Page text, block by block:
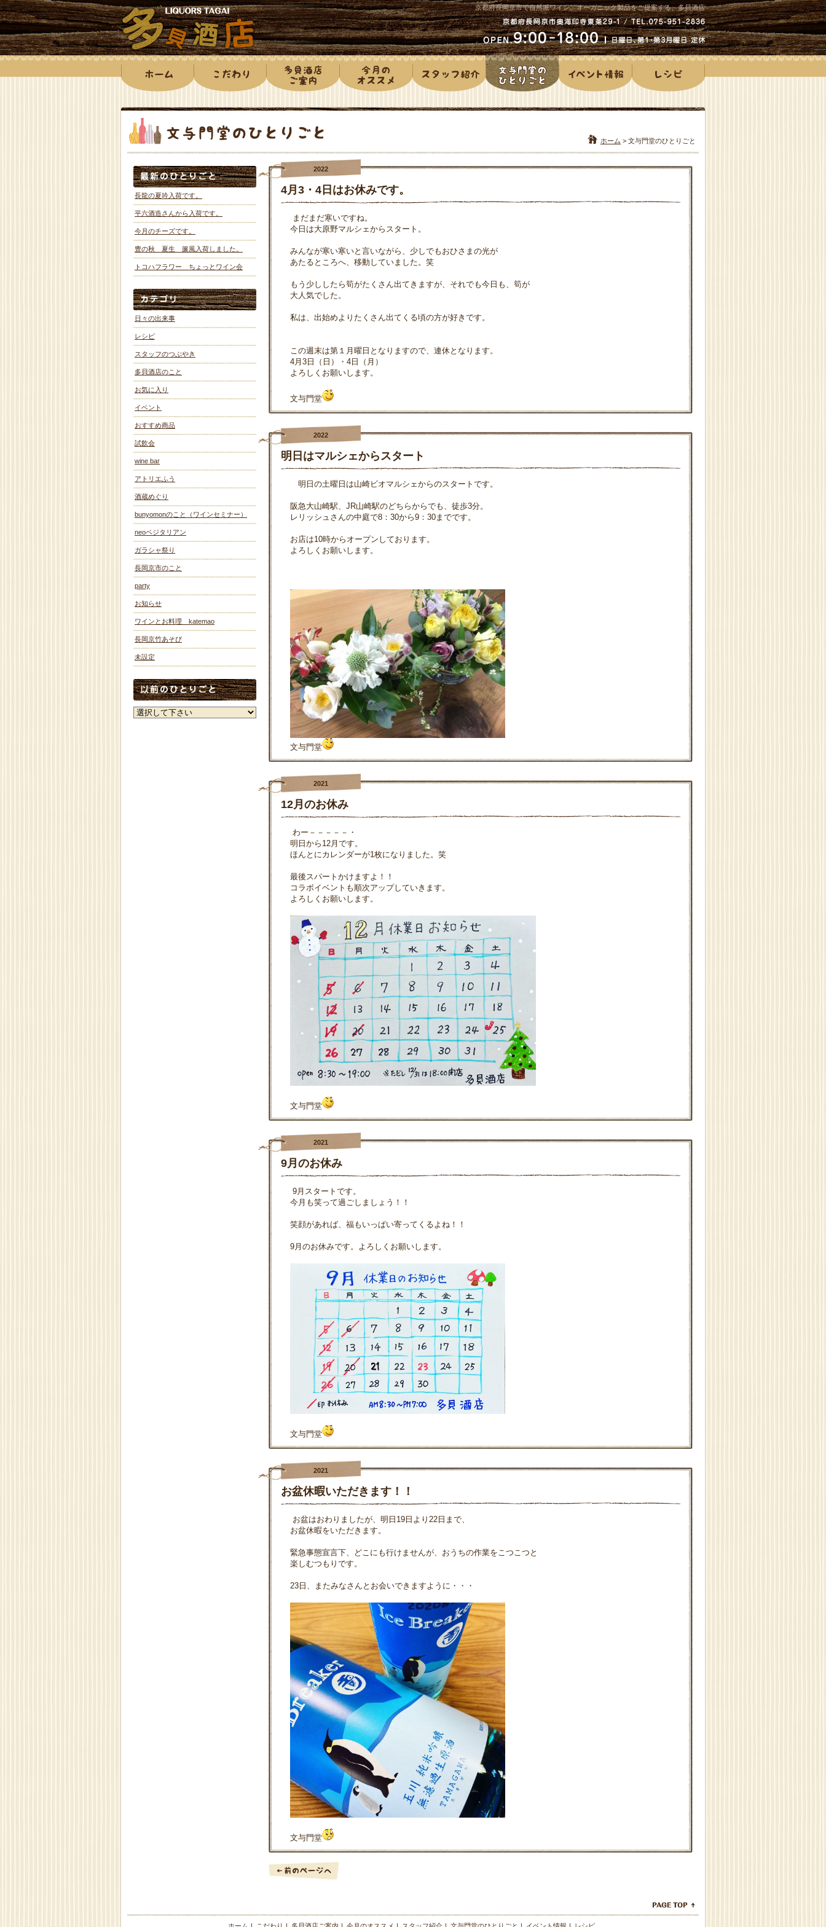
京都府長岡京市で自然派ワイン、オーガニック製品をご提案する、多貝酒店
ホーム > 文与門堂のひとりごと
2022
4月3・4日はお休みです。
まだまだ寒いですね。
今日は大原野マルシェからスタート。
みんなが寒い寒いと言いながら、少しでもおひさまの光が
あたるところへ、移動していました。笑
もう少ししたら筍がたくさん出てきますが、それでも今日も、筍が
大人気でした。
私は、出始めよりたくさん出てくる頃の方が好きです。
この週末は第１月曜日となりますので、連休となります。
4月3日（日）・4日（月）
よろしくお願いします。
文与門堂
2022
明日はマルシェからスタート
明日の土曜日は山崎ビオマルシェからのスタートです。
阪急大山崎駅、JR山崎駅のどちらからでも、徒歩3分。
レリッシュさんの中庭で8：30から9：30までです。
お店は10時からオープンしております。
よろしくお願いします。
文与門堂
2021
12月のお休み
わー－－－－－・
明日から12月です。
ほんとにカレンダーが1枚になりました。笑
最後スパートかけますよ！！
コラボイベントも順次アップしていきます。
よろしくお願いします。
文与門堂
2021
9月のお休み
9月スタートです。
今月も笑って過ごしましょう！！
笑顔があれば、福もいっぱい寄ってくるよね！！
9月のお休みです。よろしくお願いします。
文与門堂
2021
お盆休暇いただきます！！
お盆はおわりましたが、明日19日より22日まで、
お盆休暇をいただきます。
緊急事態宣言下、どこにも行けませんが、おうちの作業をこつこつと
楽しむつもりです。
23日、またみなさんとお会いできますように・・・
文与門堂
長龍の夏吟入荷です。
平六酒造さんから入荷です。
今月のチーズです。
豊の秋 夏生 簾風入荷しました。
トコハフラワー ちょっとワイン会
日々の出来事
レシピ
スタッフのつぶやき
多貝酒店のこと
お気に入り
イベント
おすすめ商品
試飲会
wine bar
アトリエふう
酒蔵めぐり
bunyomonのこと（ワインセミナー）
neoベジタリアン
ガラシャ祭り
長岡京市のこと
party
お知らせ
ワインとお料理 katemao
長岡京竹あそび
未設定